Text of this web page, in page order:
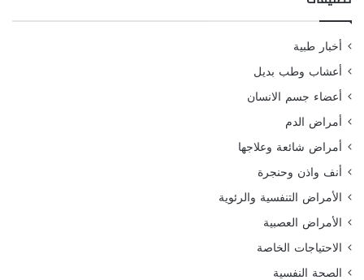
أخبار طبية
أعشاب وطب بديل
أعضاء جسم الانسان
أمراض الدم
أمراض شائعة وعلاجها
أنف واذن وحنجرة
الأمراض التنفسية والرئوية
الأمراض العصبية
الاحتياجات الخاصة
الصحة النفسية